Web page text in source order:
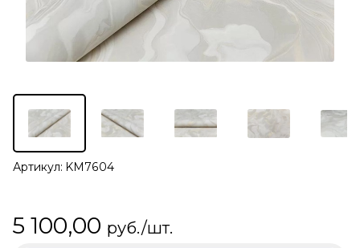
Артикул: KM7604
5 100,00 руб./шт.